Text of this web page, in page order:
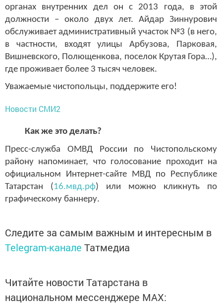
органах внутренних дел он с 2013 года, в этой
должности – около двух лет. Айдар Зиннурович
обслуживает административный участок №3 (в него,
в частности, входят улицы Арбузова, Парковая,
Вишневского, Полющенкова, поселок Крутая Гора…),
где проживает более 3 тысяч человек.
Уважаемые чистопольцы, поддержите его!
Новости СМИ2
Как же это делать?
Пресс-служба ОМВД России по Чистопольскому
району напоминает, что голосование проходит на
официальном Интернет-сайте МВД по Республике
Татарстан (16.мвд.рф) или можно кликнуть по
графическому баннеру.
Следите за самым важным и интересным в
Telegram-канале Татмедиа
Читайте новости Татарстана в
национальном мессенджере MАХ: